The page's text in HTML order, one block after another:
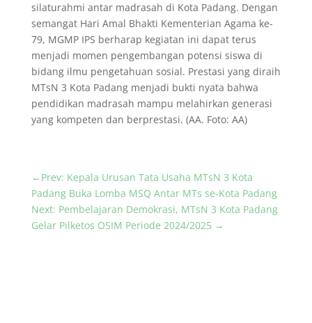
silaturahmi antar madrasah di Kota Padang. Dengan
semangat Hari Amal Bhakti Kementerian Agama ke-
79, MGMP IPS berharap kegiatan ini dapat terus
menjadi momen pengembangan potensi siswa di
bidang ilmu pengetahuan sosial. Prestasi yang diraih
MTsN 3 Kota Padang menjadi bukti nyata bahwa
pendidikan madrasah mampu melahirkan generasi
yang kompeten dan berprestasi. (AA. Foto: AA)
← Prev: Kepala Urusan Tata Usaha MTsN 3 Kota
Padang Buka Lomba MSQ Antar MTs se-Kota Padang
Next: Pembelajaran Demokrasi, MTsN 3 Kota Padang
Gelar Pilketos OSIM Periode 2024/2025 →